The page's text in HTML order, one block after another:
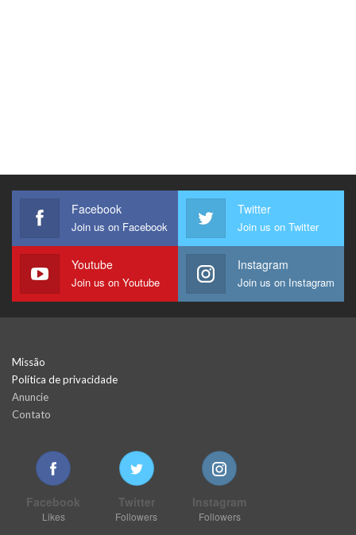
Facebook
Join us on Facebook
Twitter
Join us on Twitter
Youtube
Join us on Youtube
Instagram
Join us on Instagram
Missão
Política de privacidade
Anuncie
Contato
Facebook
Likes
Twitter
Followers
Instagram
Followers